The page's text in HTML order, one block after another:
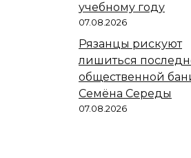
учебному году
07.08.2026
Рязанцы рискуют
лишиться
общественной
Семёна Середы
07.08.2026